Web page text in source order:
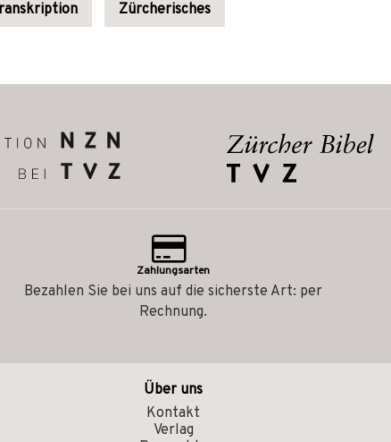
Zürcherisches
Zahlungsarten
Bezahlen Sie bei uns auf die sicherste Art: per
Rechnung.
Über uns
Kontakt
Verlag